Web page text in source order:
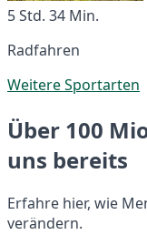
5 Std. 34 Min.
Radfahren
Weitere Sportarten
Über 100
uns bereits
Erfahre hier, wie
verändern.